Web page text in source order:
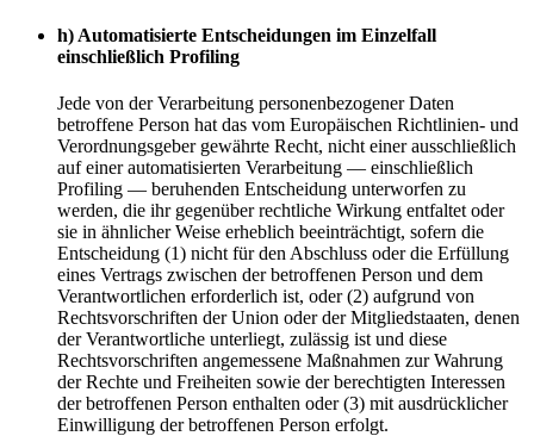
h) Automatisierte Entscheidungen im Einzelfall
einschließlich Profiling
Jede von der Verarbeitung personenbezogener Daten
betroffene Person hat das vom Europäischen Richtlinien- und
Verordnungsgeber gewährte Recht, nicht einer ausschließlich
auf einer automatisierten Verarbeitung — einschließlich
Profiling — beruhenden Entscheidung unterworfen zu
werden, die ihr gegenüber rechtliche Wirkung entfaltet oder
sie in ähnlicher Weise erheblich beeinträchtigt, sofern die
Entscheidung (1) nicht für den Abschluss oder die Erfüllung
eines Vertrags zwischen der betroffenen Person und dem
Verantwortlichen erforderlich ist, oder (2) aufgrund von
Rechtsvorschriften der Union oder der Mitgliedstaaten, denen
der Verantwortliche unterliegt, zulässig ist und diese
Rechtsvorschriften angemessene Maßnahmen zur Wahrung
der Rechte und Freiheiten sowie der berechtigten Interessen
der betroffenen Person enthalten oder (3) mit ausdrücklicher
Einwilligung der betroffenen Person erfolgt.